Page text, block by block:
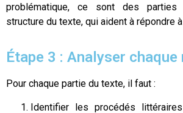
problématique, ce sont des
structure du texte, qui aident à répondre
Étape 3 : Analyser
Pour chaque partie du texte, il faut :
Identifier les procédés